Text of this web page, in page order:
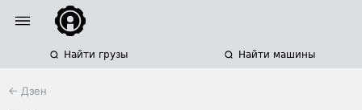
Найти грузы Найти машины
← Дзен